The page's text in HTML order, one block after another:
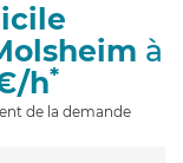
i
à
h*
de la demande